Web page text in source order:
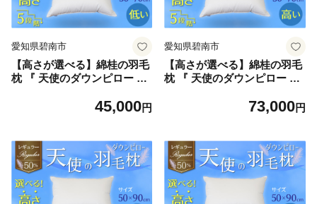
愛知県碧南市
【高さが選べる】綿桂の羽毛
枕 『 天使のダウンピロー 』
/ 低い 寝具 枕 ふかふか ホテ
45,000円
愛知県碧南市
【高さが選べる】綿桂の羽毛
枕 『 天使のダウンピロー 』
/ 高い 寝具 枕 ふかふか ホテ
73,000円